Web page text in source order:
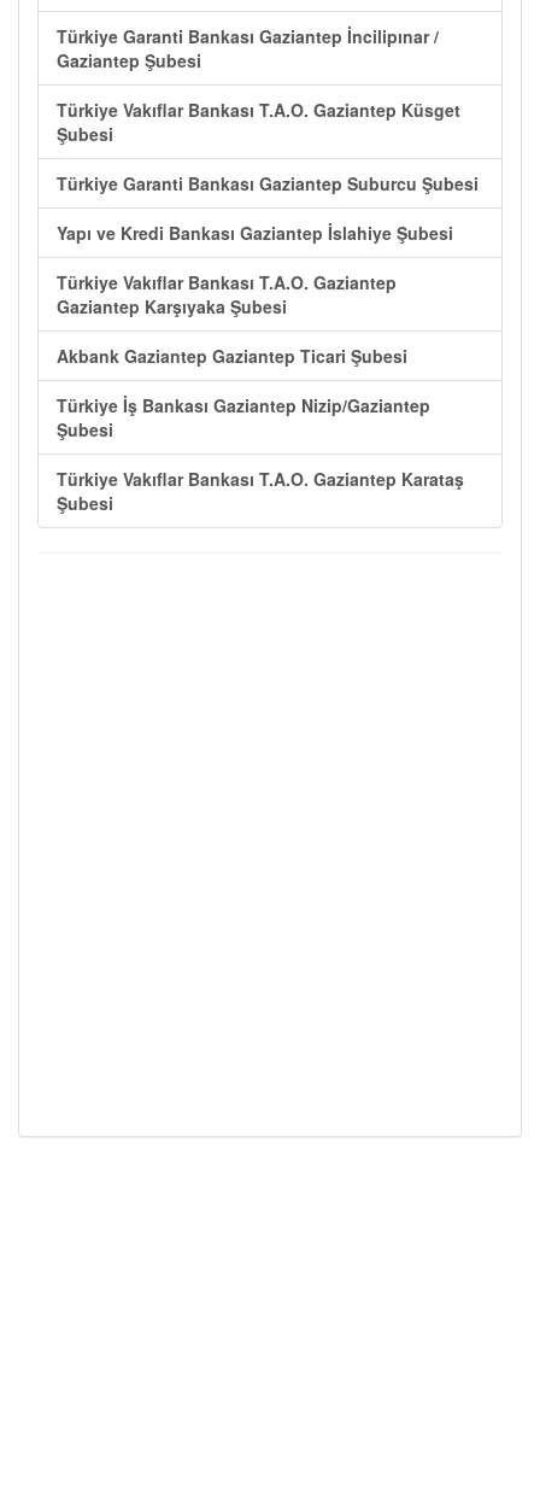
Türkiye Garanti Bankası Gaziantep İncilipınar /
Gaziantep Şubesi
Türkiye Vakıflar Bankası T.A.O. Gaziantep Küsget
Şubesi
Türkiye Garanti Bankası Gaziantep Suburcu Şubesi
Yapı ve Kredi Bankası Gaziantep İslahiye Şubesi
Türkiye Vakıflar Bankası T.A.O. Gaziantep
Gaziantep Karşıyaka Şubesi
Akbank Gaziantep Gaziantep Ticari Şubesi
Türkiye İş Bankası Gaziantep Nizip/Gaziantep
Şubesi
Türkiye Vakıflar Bankası T.A.O. Gaziantep Karataş
Şubesi